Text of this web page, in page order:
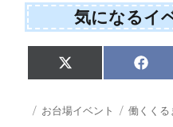
気になるイ
Share
on
X
(
w
i
Share
on
F
a
e
b
投 カ
お台場イベント
タ
働くくる